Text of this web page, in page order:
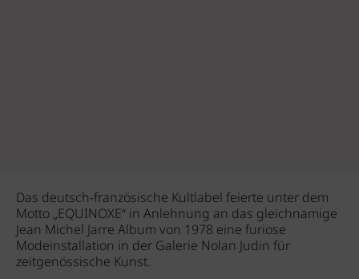
Das deutsch-französische Kultlabel feierte unter dem
Motto „EQUINOXE“ in Anlehnung an das gleichnamige
Jean Michel Jarre Album von 1978 eine furiose
Modeinstallation in der Galerie Nolan Judin für
zeitgenössische Kunst.